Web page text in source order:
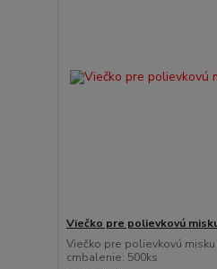
Viečko pre polievkovú
Viečko pre polievkovú misku
cmbalenie: 500ks